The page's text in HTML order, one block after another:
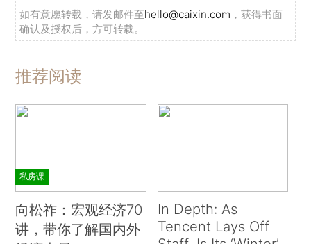
如有意愿转载，请发邮件至hello@caixin.com ，获得书面
确认及授权后，方可转载。
推荐阅读
私房课
向松祚：宏观经济70
讲，带你了解国内外
In Depth: As
Tencent Lays Off